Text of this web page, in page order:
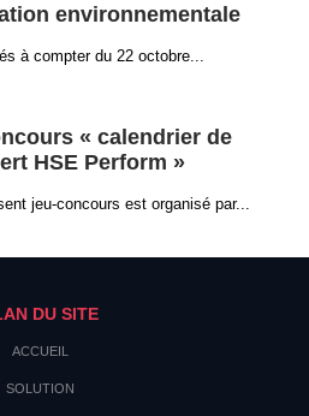
environnementale
à compter du 22 octobre...
« calendrier de
HSE Perform »
jeu-concours est organisé par...
DU SITE
ACCUEIL
SOLUTION